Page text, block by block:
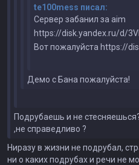
te100mess писал:
Сервер забанил за aim
https://disk.yandex.ru/d/
Вот пожалуйста https://
Демо с Бана пожалуйста!
Подрубаешь и не
,не справедливо ?
Ниразу в жизни не подрубал,
ни о каких подрубах и речи не